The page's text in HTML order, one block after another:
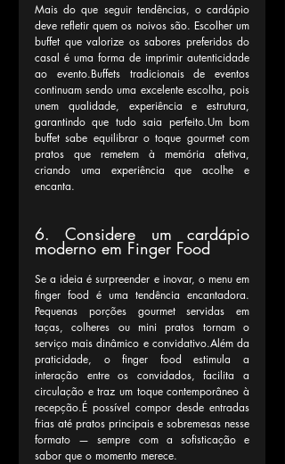
Mais do que seguir tendências, o cardápio
deve refletir quem os noivos são. Escolher um
buffet que valorize os sabores preferidos do
casal é uma forma de imprimir autenticidade
ao evento.Buffets tradicionais de eventos
continuam sendo uma excelente escolha, pois
unem qualidade, experiência e estrutura,
garantindo que tudo saia perfeito.Um bom
buffet sabe equilibrar o toque gourmet com
pratos que remetem à memória afetiva,
criando uma experiência que acolhe e
encanta.
6. Considere um cardápio
moderno em Finger Food
Se a ideia é surpreender e inovar, o menu em
finger food é uma tendência encantadora.
Pequenas porções gourmet servidas em
taças, colheres ou mini pratos tornam o
serviço mais dinâmico e convidativo.Além da
praticidade, o finger food estimula a
interação entre os convidados, facilita a
circulação e traz um toque contemporâneo à
recepção.É possível compor desde entradas
frias até pratos principais e sobremesas nesse
formato — sempre com a sofisticação e
sabor que o momento merece.